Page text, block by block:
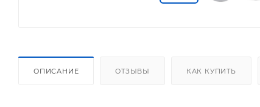
ОПИСАНИЕ ОТЗЫВЫ КАК КУПИТЬ